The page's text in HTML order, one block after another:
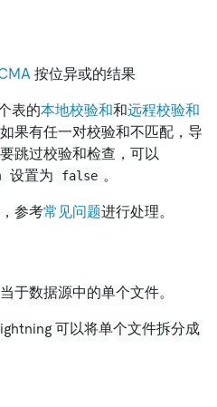
按位异或的结果
表的本地校验和和远程校验和
果有任一对校验和不匹配，导
跳过校验和检查，可以
设置为 false 。
参考常见问题进行处理。
于数据源中的单个文件。
可以将单个文件拆分成